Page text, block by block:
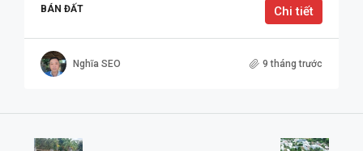
BÁN ĐẤT Chi tiết
Nghĩa SEO 9 tháng trước